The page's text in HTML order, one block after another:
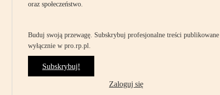
oraz społeczeństwo.
Buduj swoją przewagę. Subskrybuj profesjonalne treści publikowane
wyłącznie w pro.rp.pl.
Subskrybuj!
Zaloguj się